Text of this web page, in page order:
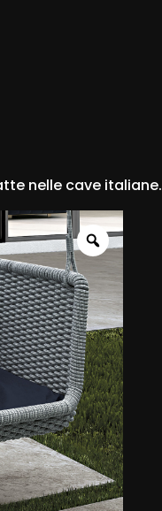
nelle cave italiane.
Zoom